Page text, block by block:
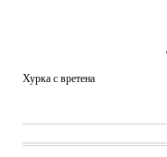
Хурка с вретена